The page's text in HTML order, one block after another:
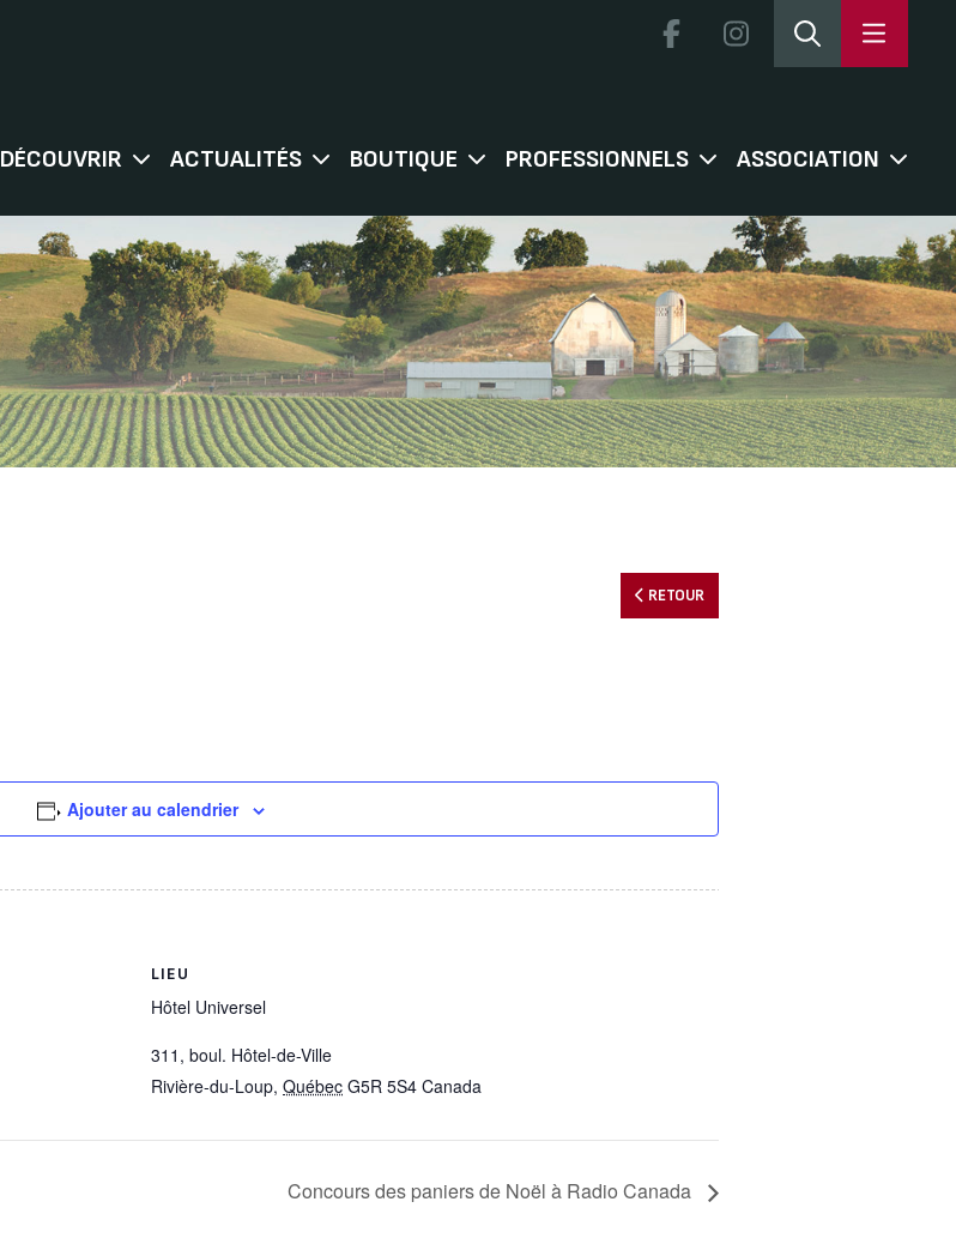
DÉCOUVRIR ACTUALITÉS BOUTIQUE PROFESSIONNELS ASSOCIATION
RETOUR
Ajouter au calendrier
LIEU
Hôtel Universel
311, boul. Hôtel-de-Ville
Rivière-du-Loup, Québec G5R 5S4 Canada
Concours des paniers de Noël à Radio Canada